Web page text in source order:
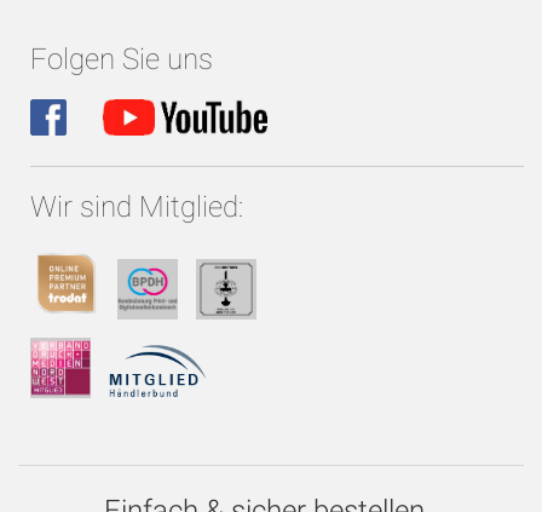
Folgen Sie uns
Wir sind Mitglied: